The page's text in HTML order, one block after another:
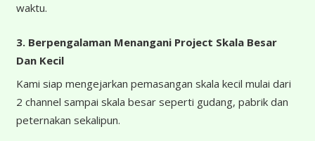
waktu.
3. Berpengalaman Menangani Project Skala Besar
Dan Kecil
Kami siap mengejarkan pemasangan skala kecil mulai dari
2 channel sampai skala besar seperti gudang, pabrik dan
peternakan sekalipun.